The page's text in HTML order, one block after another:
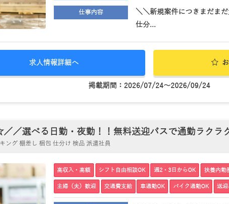
仕事内容
＼＼新規案件につきまだま
仕分...
求人情報詳細へ
掲載期間：2026/07/24～2026/09/24
／選べる日勤・夜勤！！無料送迎バスで通勤ラク
ング 棚差し 梱包 仕分け 検品 派遣社員
高収入・高額 シフト自由相談OK 週2・3日からOK 扶養内勤
主婦（夫）歓迎 交通費支給 車通勤OK バイク通勤OK 送迎